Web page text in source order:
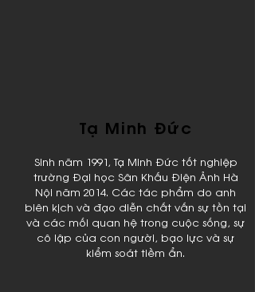
Tạ Minh Đức
Sinh năm 1991, Tạ Minh Đức tốt nghiệp
trường Đại học Sân Khấu Điện Ảnh Hà
Nội năm 2014. Các tác phẩm do anh
biên kịch và đạo diễn chất vấn sự tồn tại
và các mối quan hệ trong cuộc sống, sự
cô lập của con người, bạo lực và sự
kiểm soát tiềm ẩn.